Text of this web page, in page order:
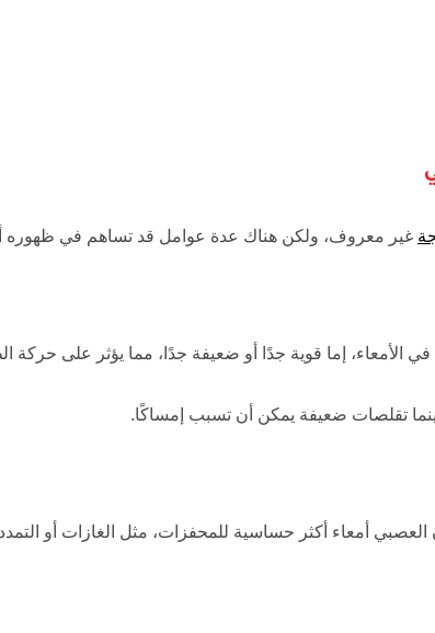
غير معروف، ولكن هناك عدة عوامل قد تساهم في ظهوره
إما قوية جدًا أو ضعيفة جدًا، مما يؤثر على حركة
تقلصات ضعيفة يمكن أن تسبب إمساكًا.
أمعاء أكثر حساسية للمحفزات، مثل الغازات أو